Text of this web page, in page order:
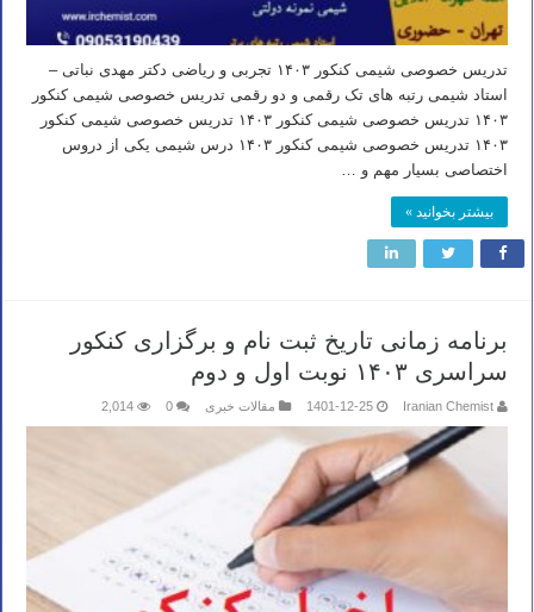
تدریس خصوصی شیمی کنکور ۱۴۰۳ تجربی و ریاضی دکتر مهدی نباتی –
استاد شیمی رتبه های تک رقمی و دو رقمی تدریس خصوصی شیمی کنکور
۱۴۰۳ تدریس خصوصی شیمی کنکور ۱۴۰۳ تدریس خصوصی شیمی کنکور
۱۴۰۳ تدریس خصوصی شیمی کنکور ۱۴۰۳ درس شیمی یکی از دروس
اختصاصی بسیار مهم و …
بیشتر بخوانید »
برنامه زمانی تاریخ ثبت نام و برگزاری کنکور
سراسری ۱۴۰۳ نوبت اول و دوم
Iranian Chemist
1401-12-25 مقالات خبری 0
2,014